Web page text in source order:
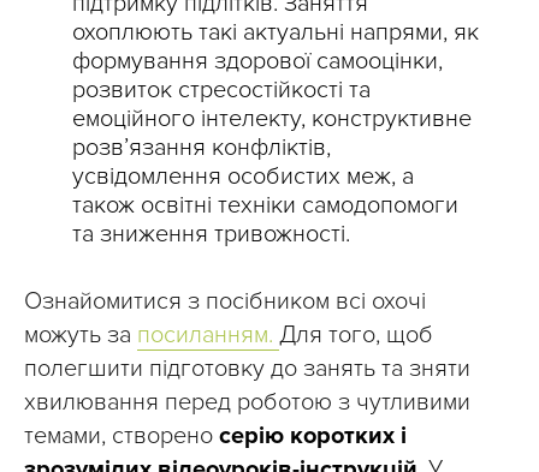
охоплюють такі актуальні напрями, як
формування здорової самооцінки,
розвиток стресостійкості та
емоційного інтелекту, конструктивне
розв’язання конфліктів,
усвідомлення особистих меж, а
також освітні техніки самодопомоги
та зниження тривожності.
Ознайомитися з посібником всі охочі
можуть за посиланням. Для того, щоб
полегшити підготовку до занять та зняти
хвилювання перед роботою з чутливими
темами, створено серію коротких і